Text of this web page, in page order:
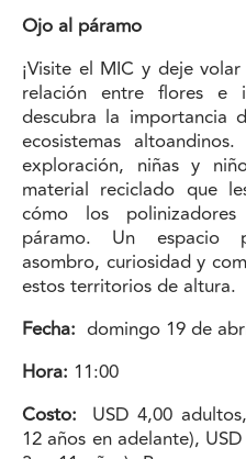
Ojo al páramo
¡Visite el MIC y deje
relación entre flores e
descubra la importancia
ecosistemas
exploración, niñas y
material reciclado que
cómo los
páramo. Un espacio
asombro, curiosidad y
estos territorios de altura.
Fecha: domingo 19 de
Hora: 11:00
Costo: USD 4,00
12 años en adelante),